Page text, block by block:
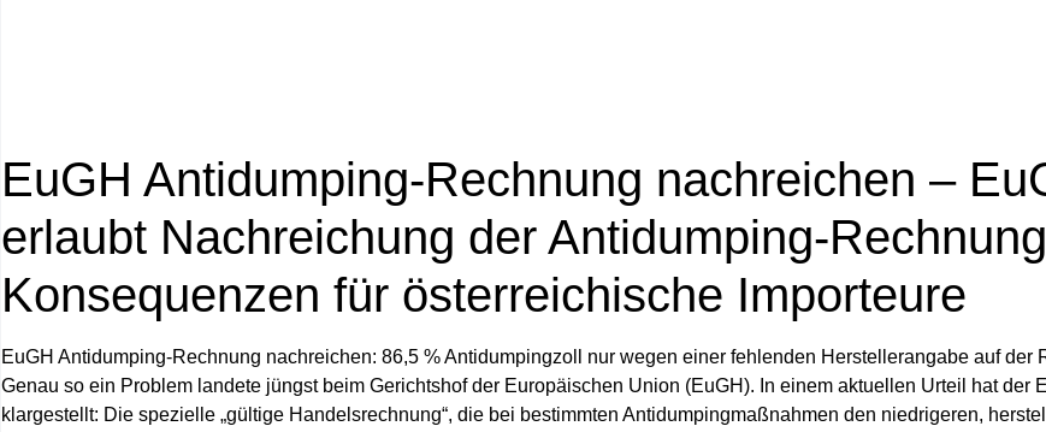
EuGH Antidumping-Rechnung nachreichen –
erlaubt Nachreichung der
Konsequenzen für österreichische Importeure
EuGH Antidumping-Rechnung nachreichen: 86,5 % Antidumpingzoll nur wegen einer fehlenden Herstellerangabe auf der
Genau so ein Problem landete jüngst beim Gerichtshof der Europäischen Union (EuGH). In einem aktuellen Urteil hat der
klargestellt: Die spezielle „gültige Handelsrechnung“, die bei bestimmten Antidumpingmaßnahmen den niedrigeren,